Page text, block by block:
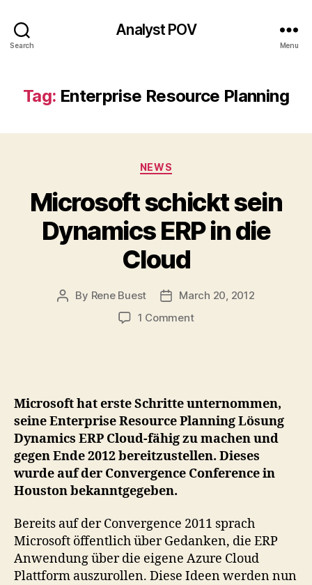
Search
Analyst POV
Menu
Tag: Enterprise Resource Planning
Categories
NEWS
Microsoft schickt sein
Dynamics ERP in die
Cloud
Post
By Rene Buest
PostMarch 20, 2012
1 Commenton
in
die
Cloud
Microsoft hat erste Schritte unternommen,
seine Enterprise Resource Planning Lösung
Dynamics ERP Cloud-fähig zu machen und
gegen Ende 2012 bereitzustellen. Dieses
wurde auf der Convergence Conference in
Houston bekanntgegeben.
Bereits auf der Convergence 2011 sprach
Microsoft öffentlich über Gedanken, die ERP
Anwendung über die eigene Azure Cloud
Plattform auszurollen. Diese Ideen werden nun